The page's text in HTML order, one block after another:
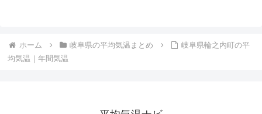
ホーム 岐阜県の平均気温まとめ
岐阜県輪之内町の平
均気温｜年間気温